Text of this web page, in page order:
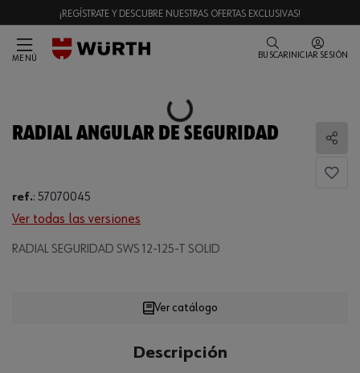
¡REGÍSTRATE Y DESCUBRE NUESTRAS OFERTAS EXCLUSIVAS!
MENÚ BUSCAR INICIAR SESIÓN
Loading...
RADIAL ANGULAR DE SEGURIDAD
ref.: 57070045
Ver todas las versiones
RADIAL SEGURIDAD SWS 12-125-T SOLID
Loading...
Ver catálogo
Descripción